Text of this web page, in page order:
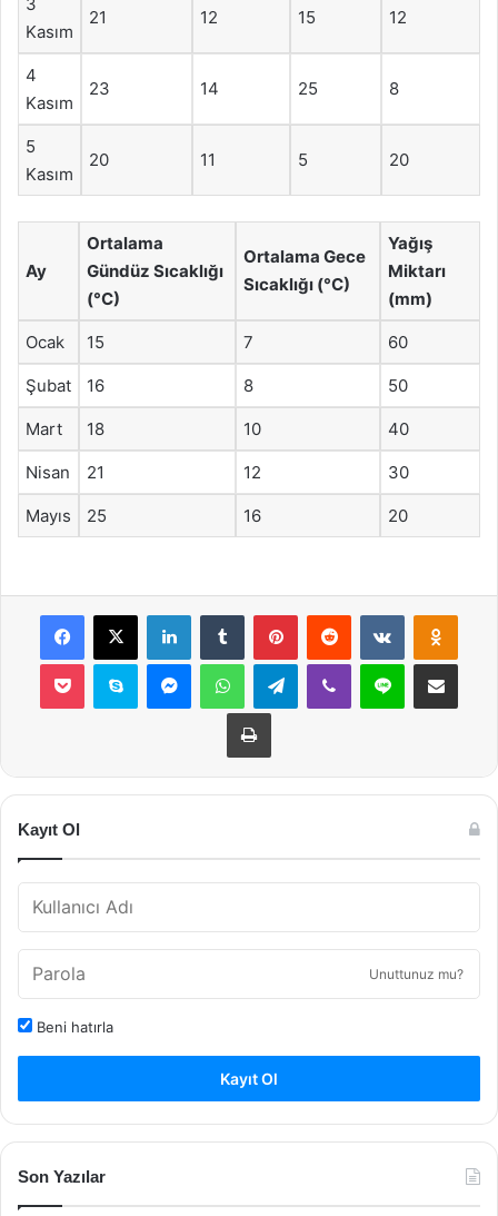
Kasım
21 12 15 12
4
Kasım
23 14 25 8
5
Kasım
20 11 5 20
Ay
Ortalama
Gündüz Sıcaklığı
(°C)
Ortalama Gece
Sıcaklığı (°C)
Yağış
Miktarı
(mm)
Ocak 15 7 60
Şubat 16 8 50
Mart 18 10 40
Nisan 21 12 30
Mayıs 25 16 20
Facebook
X LinkedInTumblr PinterestReddit VKontakte
Pocket Skype MessengerWhatsAppTelegramViber Line E-Posta ile
Yazdır
Kayıt Ol
Unuttunuz mu?
Beni hatırla
Kayıt Ol
Son Yazılar